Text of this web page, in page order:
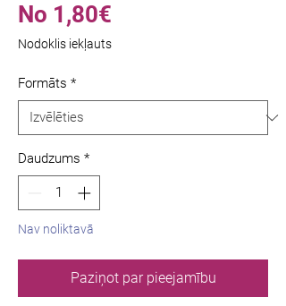
No 1,80€
cena
Nodoklis iekļauts
Formāts *
Daudzums *
Nav noliktavā
Paziņot par pieejamību